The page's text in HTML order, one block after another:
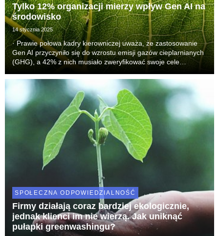
Tylko 12% organizacji mierzy wpływ Gen AI na
środowisko
14 stycznia 2025
· Prawie połowa kadry kierowniczej uważa, że zastosowanie
Gen AI przyczyniło się do wzrostu emisji gazów cieplarnianych
(GHG), a 42% z nich musiało zweryfikować swoje cele
SPOŁECZNA ODPOWIEDZIALNOŚĆ
Firmy działają coraz bardziej ekologicznie,
jednak klienci im nie wierzą. Jak uniknąć
pułapki greenwashingu?